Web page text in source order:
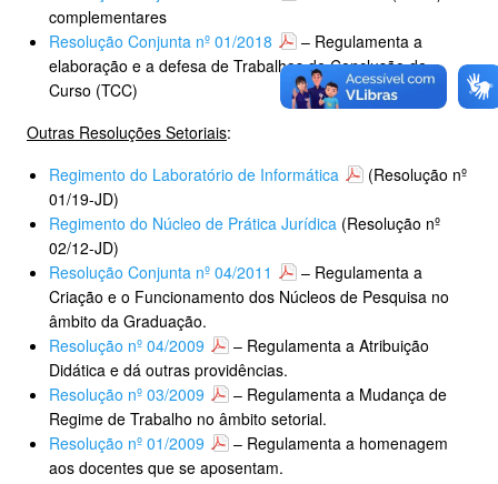
complementares
Resolução Conjunta nº 01/2018
– Regulamenta a
elaboração e a defesa de Trabalhos de Conclusão de
Curso (TCC)
Outras Resoluções Setoriais:
Regimento do Laboratório de Informática
(Resolução nº
01/19-JD)
Regimento do Núcleo de Prática Jurídica (Resolução nº
02/12-JD)
Resolução Conjunta nº 04/2011
– Regulamenta a
Criação e o Funcionamento dos Núcleos de Pesquisa no
âmbito da Graduação.
Resolução nº 04/2009
– Regulamenta a Atribuição
Didática e dá outras providências.
Resolução nº 03/2009
– Regulamenta a Mudança de
Regime de Trabalho no âmbito setorial.
Resolução nº 01/2009
– Regulamenta a homenagem
aos docentes que se aposentam.